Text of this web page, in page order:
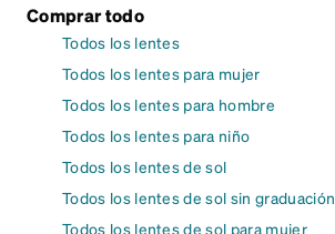
Comprar todo
Todos los lentes
Todos los lentes para mujer
Todos los lentes para hombre
Todos los lentes para niño
Todos los lentes de sol
Todos los lentes de sol sin graduación
Todos los lentes de sol para mujer